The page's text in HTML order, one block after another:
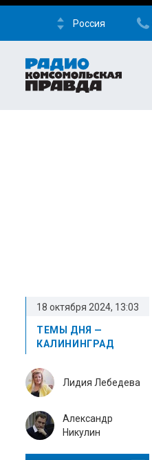
Россия
18 октября 2024, 13:03
ТЕМЫ ДНЯ —
КАЛИНИНГРАД
Лидия Лебедева
Александр
Никулин